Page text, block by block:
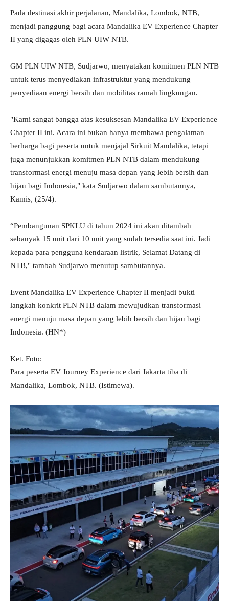
Pada destinasi akhir perjalanan, Mandalika, Lombok, NTB,
menjadi panggung bagi acara Mandalika EV Experience Chapter
II yang digagas oleh PLN UIW NTB.
GM PLN UIW NTB, Sudjarwo, menyatakan komitmen PLN NTB
untuk terus menyediakan infrastruktur yang mendukung
penyediaan energi bersih dan mobilitas ramah lingkungan.
"Kami sangat bangga atas kesuksesan Mandalika EV Experience
Chapter II ini. Acara ini bukan hanya membawa pengalaman
berharga bagi peserta untuk menjajal Sirkuit Mandalika, tetapi
juga menunjukkan komitmen PLN NTB dalam mendukung
transformasi energi menuju masa depan yang lebih bersih dan
hijau bagi Indonesia," kata Sudjarwo dalam sambutannya,
Kamis, (25/4).
“Pembangunan SPKLU di tahun 2024 ini akan ditambah
sebanyak 15 unit dari 10 unit yang sudah tersedia saat ini. Jadi
kepada para pengguna kendaraan listrik, Selamat Datang di
NTB," tambah Sudjarwo menutup sambutannya.
Event Mandalika EV Experience Chapter II menjadi bukti
langkah konkrit PLN NTB dalam mewujudkan transformasi
energi menuju masa depan yang lebih bersih dan hijau bagi
Indonesia. (HN*)
Ket. Foto:
Para peserta EV Journey Experience dari Jakarta tiba di
Mandalika, Lombok, NTB. (Istimewa).